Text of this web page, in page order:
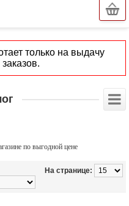
только на выдачу
по выгодной цене
На странице: